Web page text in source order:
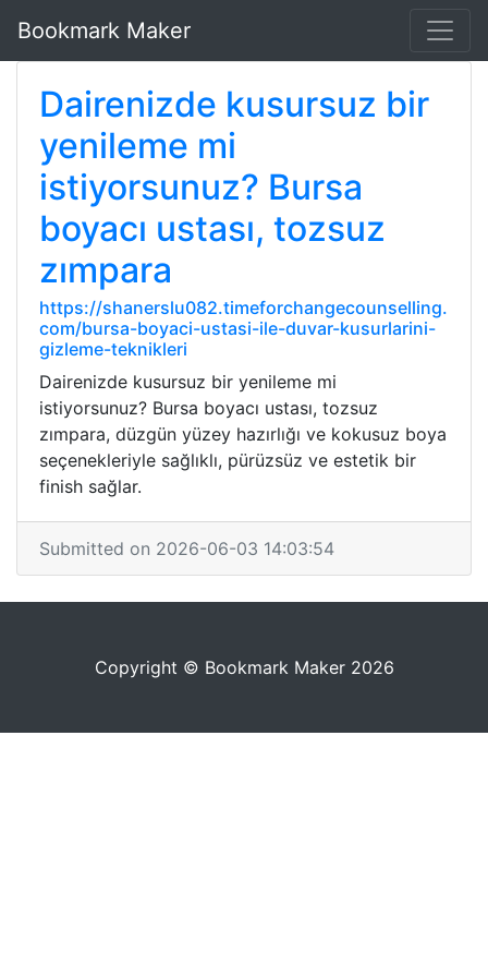
Bookmark Maker
Dairenizde kusursuz bir
yenileme mi
istiyorsunuz? Bursa
boyacı ustası, tozsuz
zımpara
https://shanerslu082.timeforchangecounselling.
com/bursa-boyaci-ustasi-ile-duvar-kusurlarini-
gizleme-teknikleri
Dairenizde kusursuz bir yenileme mi
istiyorsunuz? Bursa boyacı ustası, tozsuz
zımpara, düzgün yüzey hazırlığı ve kokusuz boya
seçenekleriyle sağlıklı, pürüzsüz ve estetik bir
finish sağlar.
Submitted on 2026-06-03 14:03:54
Copyright © Bookmark Maker 2026